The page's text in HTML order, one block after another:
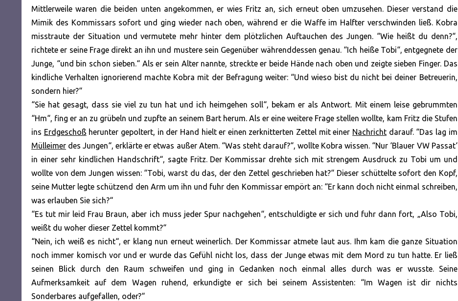
Mittlerweile waren die beiden unten angekommen, er wies Fritz an, sich erneut oben umzusehen. Dieser verstand die
Mimik des Kommissars sofort und ging wieder nach oben, während er die Waffe im Halfter verschwinden ließ. Kobra
misstraute der Situation und vermutete mehr hinter dem plötzlichen Auftauchen des Jungen. “Wie heißt du denn?“,
richtete er seine Frage direkt an ihn und mustere sein Gegenüber währenddessen genau. “Ich heiße Tobi“, entgegnete der
Junge, “und bin schon sieben.“ Als er sein Alter nannte, streckte er beide Hände nach oben und zeigte sieben Finger. Das
kindliche Verhalten ignorierend machte Kobra mit der Befragung weiter: “Und wieso bist du nicht bei deiner Betreuerin,
sondern hier?“
“Sie hat gesagt, dass sie viel zu tun hat und ich heimgehen soll“, bekam er als Antwort. Mit einem leise gebrummten
“Hm“, fing er an zu grübeln und zupfte an seinem Bart herum. Als er eine weitere Frage stellen wollte, kam Fritz die Stufen
ins Erdgeschoß herunter gepoltert, in der Hand hielt er einen zerknitterten Zettel mit einer Nachricht darauf. “Das lag im
Mülleimer des Jungen“, erklärte er etwas außer Atem. “Was steht darauf?“, wollte Kobra wissen. “Nur ‘Blauer VW Passat‘
in einer sehr kindlichen Handschrift“, sagte Fritz. Der Kommissar drehte sich mit strengem Ausdruck zu Tobi um und
wollte von dem Jungen wissen: “Tobi, warst du das, der den Zettel geschrieben hat?“ Dieser schüttelte sofort den Kopf,
seine Mutter legte schützend den Arm um ihn und fuhr den Kommissar empört an: “Er kann doch nicht einmal schreiben,
was erlauben Sie sich?“
“Es tut mir leid Frau Braun, aber ich muss jeder Spur nachgehen“, entschuldigte er sich und fuhr dann fort, „Also Tobi,
weißt du woher dieser Zettel kommt?“
“Nein, ich weiß es nicht“, er klang nun erneut weinerlich. Der Kommissar atmete laut aus. Ihm kam die ganze Situation
noch immer komisch vor und er wurde das Gefühl nicht los, dass der Junge etwas mit dem Mord zu tun hatte. Er ließ
seinen Blick durch den Raum schweifen und ging in Gedanken noch einmal alles durch was er wusste. Seine
Aufmerksamkeit auf dem Wagen ruhend, erkundigte er sich bei seinem Assistenten: “Im Wagen ist dir nichts
Sonderbares aufgefallen, oder?“